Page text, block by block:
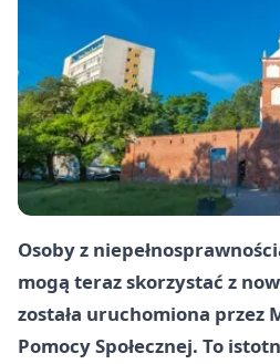
Osoby z
mogą teraz skorzystać z
została uruchomiona przez
Pomocy Społecznej. To